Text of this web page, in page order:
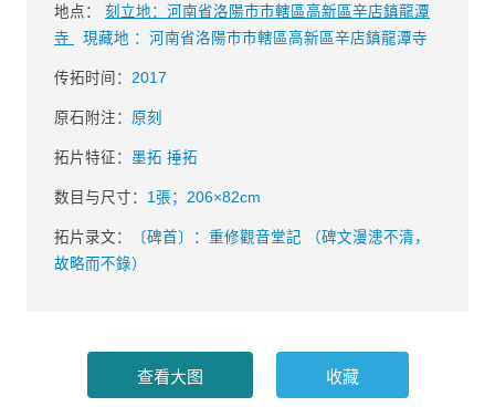
地点：
刻立地：河南省洛陽市市轄區高新區辛店鎮龍潭
寺
現藏地 ：河南省洛陽市市轄區高新區辛店鎮龍潭寺
传拓时间： 2017
原石附注： 原刻
拓片特征： 墨拓 捶拓
数目与尺寸： 1張；206×82cm
拓片录文：
〔碑首〕：重修觀音堂記 （碑文漫漶不清，
故略而不錄）